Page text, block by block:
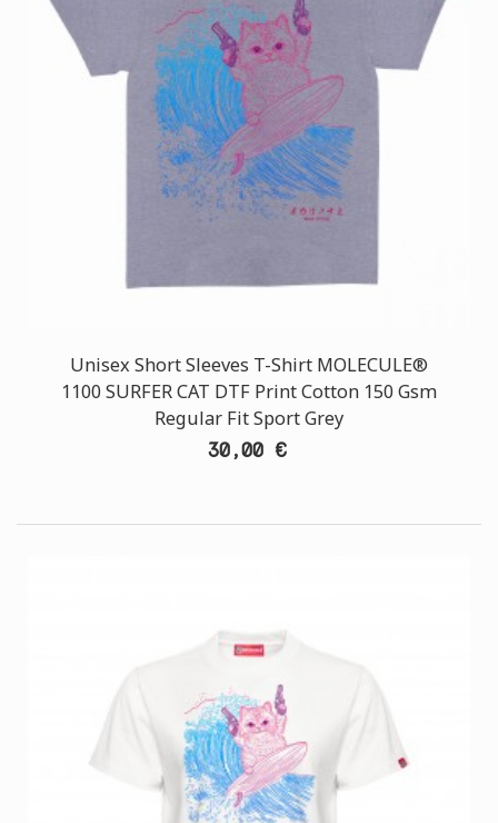
Unisex Short Sleeves T-Shirt MOLECULE®
1100 SURFER CAT DTF Print Cotton 150 Gsm
Regular Fit Sport Grey
30,00 €